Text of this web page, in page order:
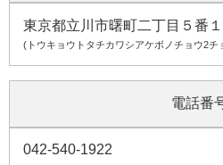
東京都立川市曙町二丁目５番
(トウキョウトタチカワシアケボノチョウ2チ
電話番
042-540-1922